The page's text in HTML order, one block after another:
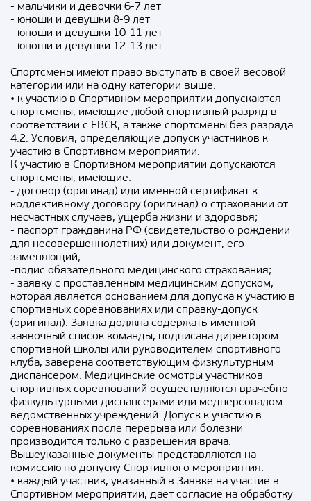
- мальчики и девочки 6-7 лет
- юноши и девушки 8-9 лет
- юноши и девушки 10-11 лет
- юноши и девушки 12-13 лет
Спортсмены имеют право выступать в своей весовой
категории или на одну категории выше.
• к участию в Спортивном мероприятии допускаются
спортсмены, имеющие любой спортивный разряд в
соответствии с ЕВСК, а также спортсмены без разряда.
4.2. Условия, определяющие допуск участников к
участию в Спортивном мероприятии.
К участию в Спортивном мероприятии допускаются
спортсмены, имеющие:
- договор (оригинал) или именной сертификат к
коллективному договору (оригинал) о страховании от
несчастных случаев, ущерба жизни и здоровья;
- паспорт гражданина РФ (свидетельство о рождении
для несовершеннолетних) или документ, его
заменяющий;
-полис обязательного медицинского страхования;
- заявку с проставленным медицинским допуском,
которая является основанием для допуска к участию в
спортивных соревнованиях или справку-допуск
(оригинал). Заявка должна содержать именной
заявочный список команды, подписана директором
спортивной школы или руководителем спортивного
клуба, заверена соответствующим физкультурным
диспансером. Медицинские осмотры участников
спортивных соревнований осуществляются врачебно-
физкультурными диспансерами или медперсоналом
ведомственных учреждений. Допуск к участию в
соревнованиях после перерыва или болезни
производится только с разрешения врача.
Вышеуказанные документы представляются на
комиссию по допуску Спортивного мероприятия:
• каждый участник, указанный в Заявке на участие в
Спортивном мероприятии, дает согласие на обработку